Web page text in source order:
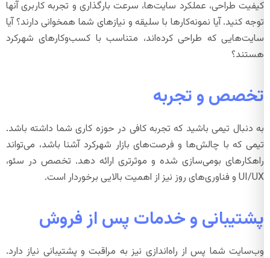
کیفیت طراحی، عملکرد سایت‌ها، سرعت بارگذاری و تجربه کاربری آنها
توجه کنید. آیا نمونه‌کارها با سلیقه و نیازهای شما همخوانی دارند؟ آیا
سایت‌هایی که طراحی کرده‌اند، متناسب با کسب‌وکارهای شهرکرد
هستند؟
تخصص و تجربه
به دنبال تیمی باشید که تجربه کافی در حوزه کاری شما داشته باشد.
تیمی که با چالش‌ها و فرصت‌های بازار شهرکرد آشنا باشد، می‌تواند
راهکارهای بومی‌سازی شده و موثرتری ارائه دهد. تخصص در سئو،
UI/UX و فناوری‌های روز نیز از اهمیت بالایی برخوردار است.
پشتیبانی و خدمات پس از فروش
وب‌سایت شما پس از راه‌اندازی نیز به مراقبت و پشتیبانی نیاز دارد.